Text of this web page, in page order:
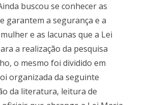
buscou se conhecer as
garantem a segurança e a
e as lacunas que a Lei
a realização da pesquisa
o mesmo foi dividido em
organizada da seguinte
da literatura, leitura de